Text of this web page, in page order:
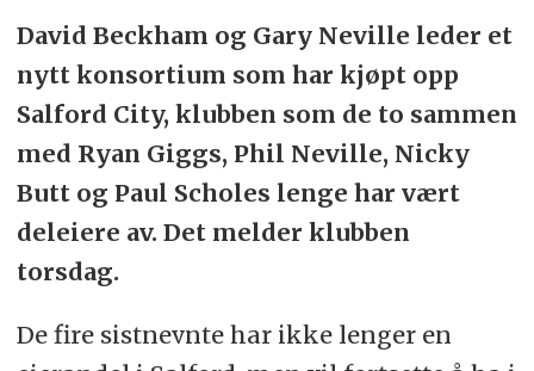
David Beckham og Gary Neville leder et
nytt konsortium som har kjøpt opp
Salford City, klubben som de to sammen
med Ryan Giggs, Phil Neville, Nicky
Butt og Paul Scholes lenge har vært
deleiere av. Det melder klubben
torsdag.
De fire sistnevnte har ikke lenger en